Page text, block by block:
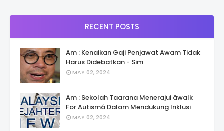
RECENT POSTS
Am : Kenaikan Gaji Penjawat Awam Tidak
Harus Didebatkan - Sim
MAY 02, 2024
Am : Sekolah Taarana Menerajui âwalk
For Autismâ Dalam Mendukung Inklusi
MAY 02, 2024